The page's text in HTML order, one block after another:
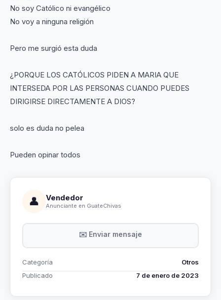
No soy Católico ni evangélico
No voy a ninguna religión
Pero me surgió esta duda
¿PORQUE LOS CATÓLICOS PIDEN A MARIA QUE
INTERSEDA POR LAS PERSONAS CUANDO PUEDES
DIRIGIRSE DIRECTAMENTE A DIOS?
solo es duda no pelea
Pueden opinar todos
👤 Vendedor
Anunciante en GuateChivas
✉️ Enviar mensaje
Categoría
Otros
Publicado
7 de enero de 2023